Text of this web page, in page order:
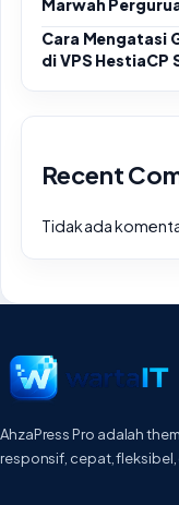
Marwah
Cara Mengatasi
di VPS HestiaCP
Recent
Tidak ada
AhzaPress Pro adalah
responsif, cepat,